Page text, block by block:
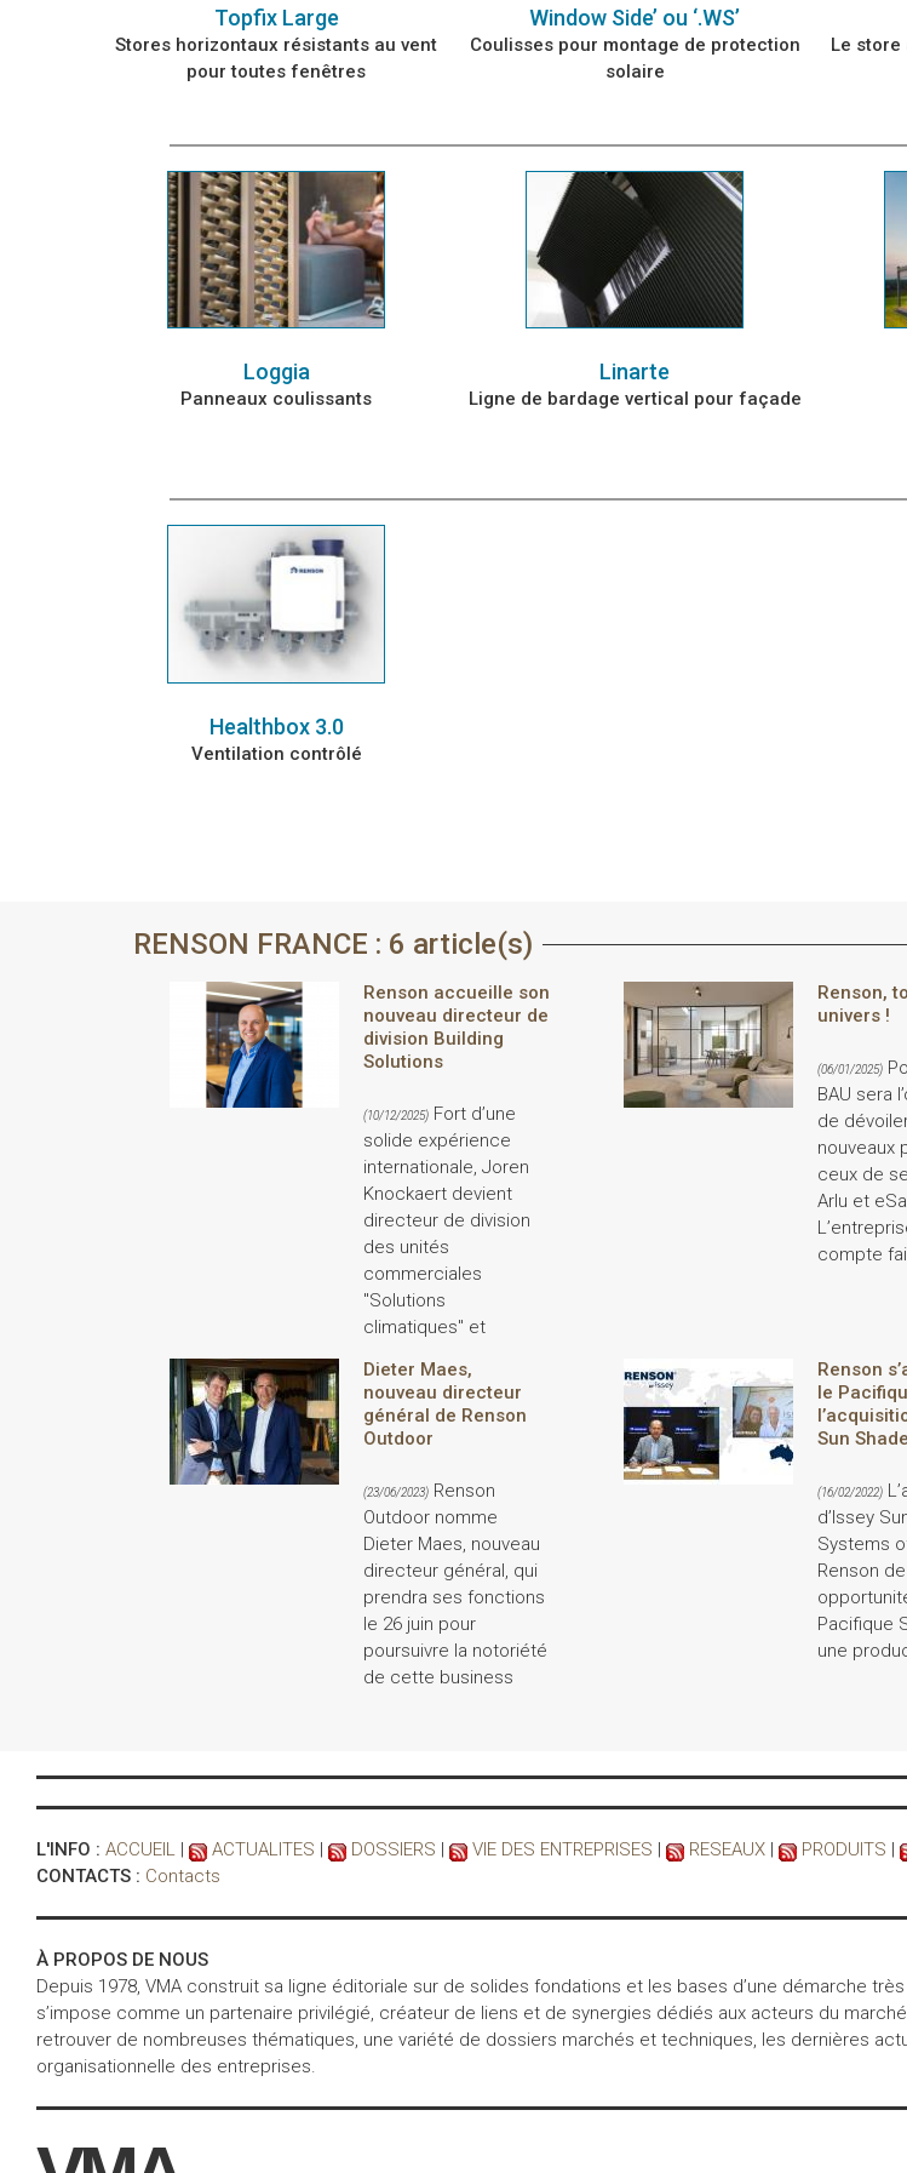
Topfix Large
Stores horizontaux résistants au vent
pour toutes fenêtres
Window Side’ ou ‘.WS’
Coulisses pour montage de protection
solaire
Le store
Loggia
Panneaux coulissants
Linarte
Ligne de bardage vertical pour façade
Healthbox 3.0
Ventilation contrôlé
RENSON FRANCE : 6 article(s)
Renson accueille son
nouveau directeur de
division Building
Solutions
(10/12/2025) Fort d’une
solide expérience
internationale, Joren
Knockaert devient
directeur de division
des unités
commerciales
"Solutions
climatiques" et
Renson,
univers !
(06/01/2025)
BAU sera
de
nouveaux
ceux de
Arlu et
compte
Dieter Maes,
nouveau directeur
général de Renson
Outdoor
(23/06/2023) Renson
Outdoor nomme
Dieter Maes, nouveau
directeur général, qui
prendra ses fonctions
le 26 juin pour
poursuivre la notoriété
de cette business
Renson
le
Sun
(16/02/2022)
d’Issey
Systems
Renson
Pacifique
une
L'INFO : ACCUEIL | ACTUALITES | DOSSIERS | VIE DES ENTREPRISES | RESEAUX | PRODUITS |
CONTACTS : Contacts
À PROPOS DE NOUS
Depuis 1978, VMA construit sa ligne éditoriale sur de solides fondations et les bases d’une démarche
s’impose comme un partenaire privilégié, créateur de liens et de synergies dédiés aux acteurs du
retrouver de nombreuses thématiques, une variété de dossiers marchés et techniques, les dernières
organisationnelle des entreprises.